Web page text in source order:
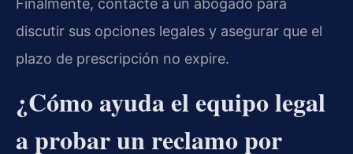
Finalmente, contacte a un abogado para
discutir sus opciones legales y asegurar que el
plazo de prescripción no expire.
¿Cómo ayuda el equipo legal
a probar un reclamo por